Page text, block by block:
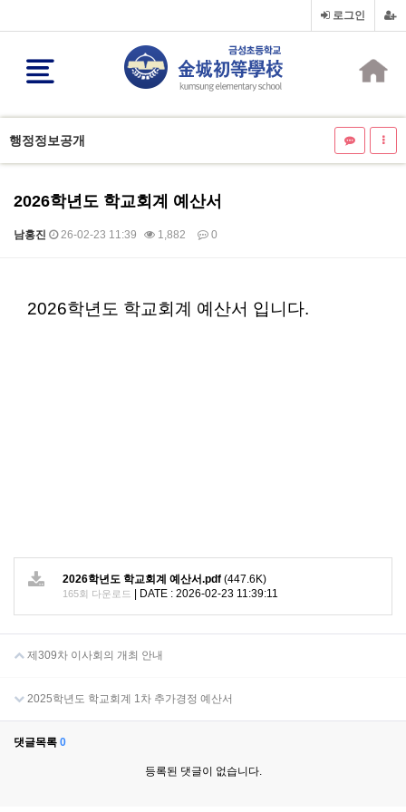
로그인
행정정보공개
2026학년도 학교회계 예산서
남홍진 26-02-23 11:39 1,882 0
2026학년도 학교회계 예산서 입니다.
2026학년도 학교회계 예산서.pdf (447.6K)
165회 다운로드 DATE : 2026-02-23 11:39:11
제309차 이사회의 개최 안내
2025학년도 학교회계 1차 추가경정 예산서
댓글목록 0
등록된 댓글이 없습니다.